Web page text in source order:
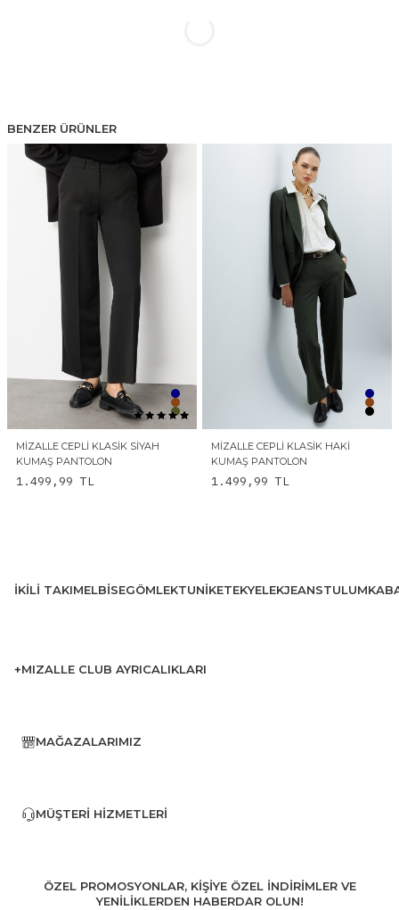
BENZER ÜRÜNLER
MIZALLE CEPLI KLASIK SIYAH
KUMAŞ PANTOLON
1.499,99 TL
MIZALLE CEPLI KLASIK HAKI
KUMAŞ PANTOLON
1.499,99 TL
İKILI TAKIMELBISEGÖMLEKTUNIKETEKYELEKJEANSTULUM
+MIZALLE CLUB AYRICALIKLARI
MAĞAZALARIMIZ
MÜŞTERI HIZMETLERI
ÖZEL PROMOSYONLAR, KİŞİYE ÖZEL İNDİRİMLER VE
YENİLİKLERDEN HABERDAR OLUN!